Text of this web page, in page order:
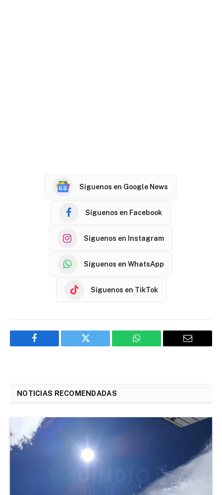
Síguenos en Google News
Síguenos en Facebook
Síguenos en Instagram
Síguenos en WhatsApp
Síguenos en TikTok
Facebook Twitter WhatsApp Email
NOTICIAS RECOMENDADAS